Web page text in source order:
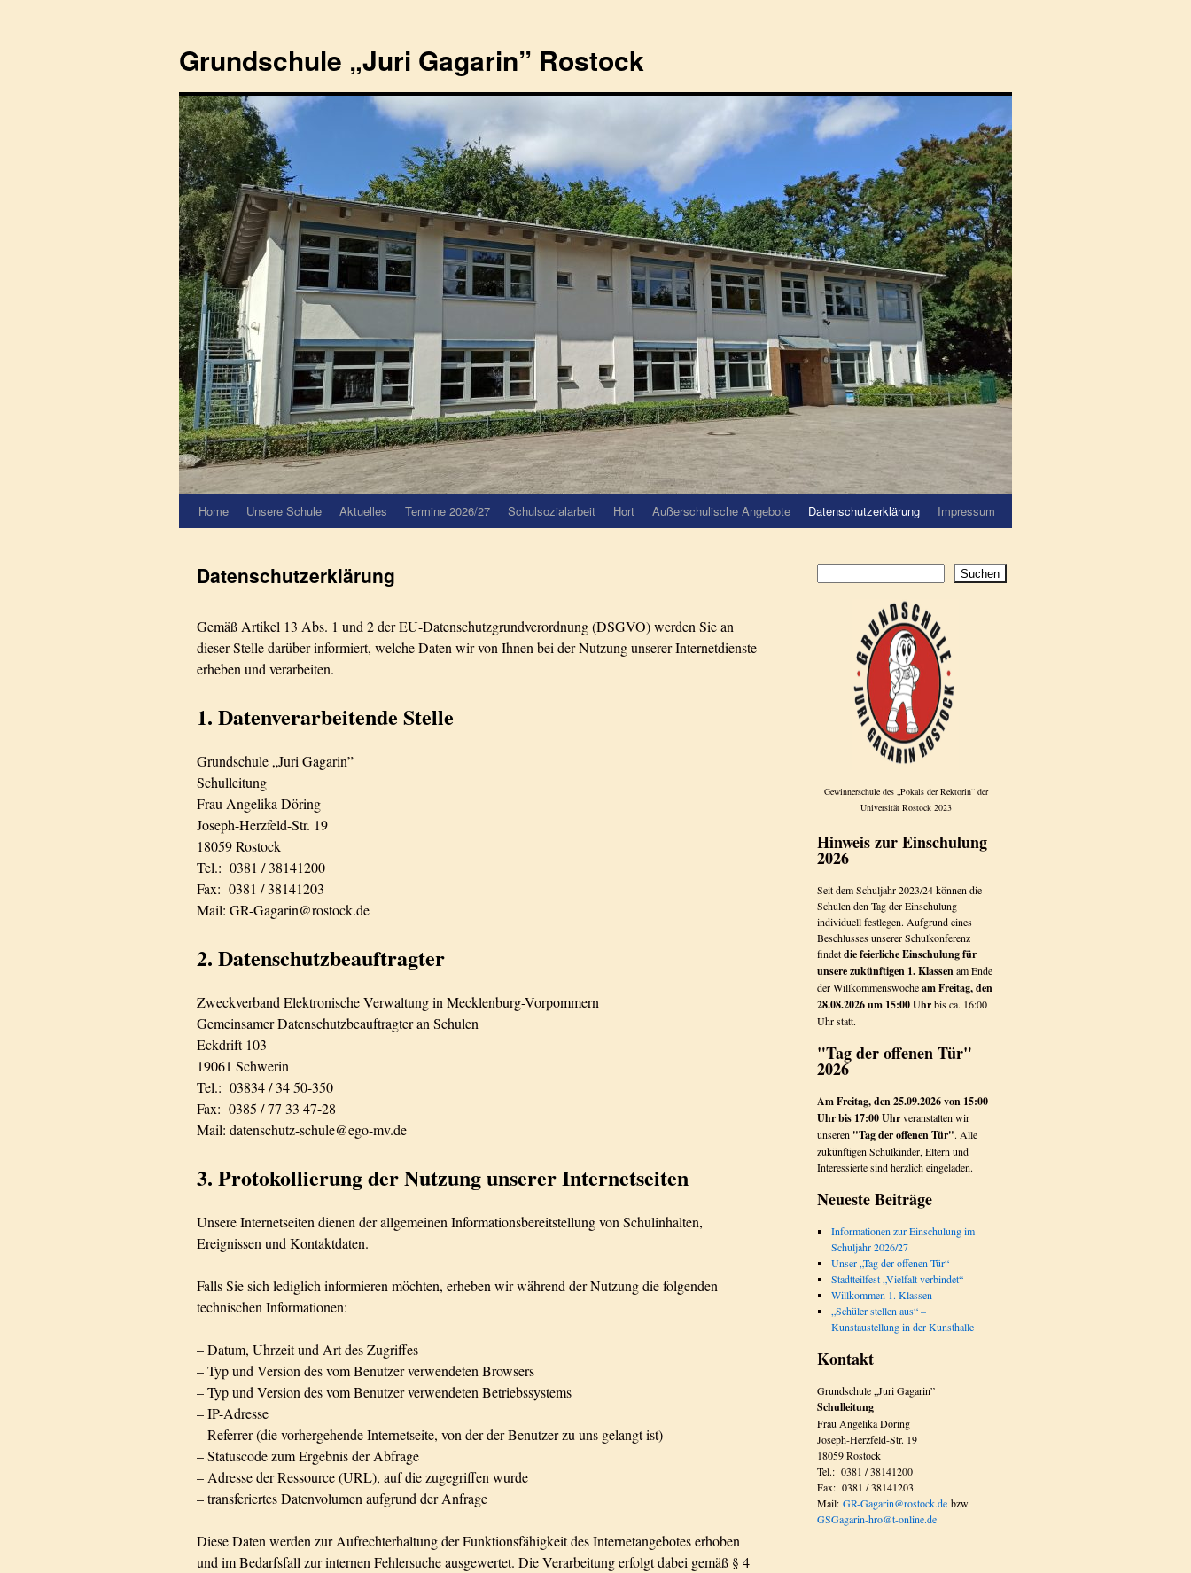
springen
Grundschule „Juri Gagarin” Rostock
Home Unsere Schule Aktuelles Termine 2026/27 Schulsozialarbeit Hort Außerschulische Angebote Datenschutzerklärung Impressum
Datenschutzerklärung
Gemäß Artikel 13 Abs. 1 und 2 der EU-Datenschutzgrundverordnung (DSGVO) werden Sie an
dieser Stelle darüber informiert, welche Daten wir von Ihnen bei der Nutzung unserer Internetdienste
erheben und verarbeiten.
1. Datenverarbeitende Stelle
Grundschule „Juri Gagarin”
Schulleitung
Frau Angelika Döring
Joseph-Herzfeld-Str. 19
18059 Rostock
Tel.: 0381 / 38141200
Fax: 0381 / 38141203
Mail: GR-Gagarin@rostock.de
2. Datenschutzbeauftragter
Zweckverband Elektronische Verwaltung in Mecklenburg-Vorpommern
Gemeinsamer Datenschutzbeauftragter an Schulen
Eckdrift 103
19061 Schwerin
Tel.: 03834 / 34 50-350
Fax: 0385 / 77 33 47-28
Mail: datenschutz-schule@ego-mv.de
3. Protokollierung der Nutzung unserer Internetseiten
Unsere Internetseiten dienen der allgemeinen Informationsbereitstellung von Schulinhalten,
Ereignissen und Kontaktdaten.
Falls Sie sich lediglich informieren möchten, erheben wir während der Nutzung die folgenden
technischen Informationen:
– Datum, Uhrzeit und Art des Zugriffes
– Typ und Version des vom Benutzer verwendeten Browsers
– Typ und Version des vom Benutzer verwendeten Betriebssystems
– IP-Adresse
– Referrer (die vorhergehende Internetseite, von der der Benutzer zu uns gelangt ist)
– Statuscode zum Ergebnis der Abfrage
– Adresse der Ressource (URL), auf die zugegriffen wurde
– transferiertes Datenvolumen aufgrund der Anfrage
Diese Daten werden zur Aufrechterhaltung der Funktionsfähigkeit des Internetangebotes erhoben
und im Bedarfsfall zur internen Fehlersuche ausgewertet. Die Verarbeitung erfolgt dabei gemäß § 4
Suchen
Gewinnerschule des „Pokals der Rektorin“ der
Universität Rostock 2023
Hinweis zur Einschulung
2026
Seit dem Schuljahr 2023/24 können die
Schulen den Tag der Einschulung
individuell festlegen. Aufgrund eines
Beschlusses unserer Schulkonferenz
findetdie feierliche Einschulung für
unsere zukünftigen 1. Klassenam Ende
der Willkommenswocheam Freitag, den
28.08.2026 um 15:00 Uhrbis ca. 16:00
Uhr statt.
"Tag der offenen Tür"
2026
Am Freitag, den 25.09.2026 von 15:00
Uhr bis 17:00 Uhrveranstalten wir
unseren "Tag der offenen Tür". Alle
zukünftigen Schulkinder, Eltern und
Interessierte sind herzlich eingeladen.
Neueste Beiträge
Informationen zur Einschulung im
Schuljahr 2026/27
Unser „Tag der offenen Tür“
Stadtteilfest „Vielfalt verbindet“
Willkommen 1. Klassen
„Schüler stellen aus“ –
Kunstaustellung in der Kunsthalle
Kontakt
Grundschule „Juri Gagarin”
Schulleitung
Frau Angelika Döring
Joseph-Herzfeld-Str. 19
18059 Rostock
Tel.: 0381 / 38141200
Fax: 0381 / 38141203
Mail: GR-Gagarin@rostock.de bzw.
GSGagarin-hro@t-online.de